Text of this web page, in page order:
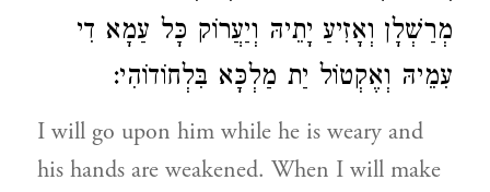
מְרַשְׁלָן וְאָזִיעַ יָתֵיהּ וְיַעֲרוֹק כָּל עַמָא דִי
עִמֵיהּ וְאֶקְטוֹל יַת מַלְכָּא בִּלְחוֹדוֹהִי:
I will go upon him while he is weary and
his hands are weakened. When I will make